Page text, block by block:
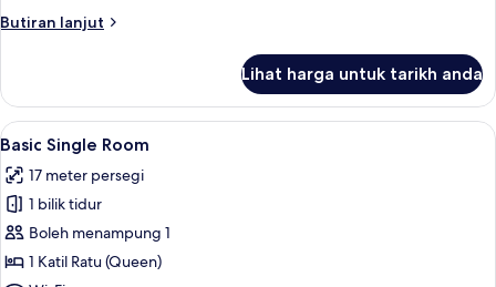
Butiran lanjut
Butiran
Double
Room,
City
Lihat harga untuk tarikh anda
Lihat
semua
foto
untuk
Basic
Single
Basic Single Room | Peralatan
4
Basic Single Room
17 meter persegi
1 bilik tidur
Boleh menampung 1
1 Katil Ratu (Queen)